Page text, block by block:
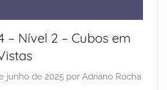
– Nível 2 – Cubos em
junho de 2025 por Adriano Rocha